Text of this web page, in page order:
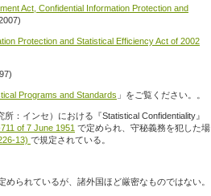
Act, Confidential Information Protection and
Protection and Statistical Efficiency Act of 2002
Programs and Standards 」をご覧ください。。
：インセ）における『Statistical Confidentiality』
of 7 June 1951 で定められ、守秘義務を犯した場
13) で規定されている。
られているが、諸外国ほど厳密なものではない。